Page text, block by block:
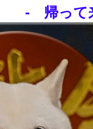
- 帰って